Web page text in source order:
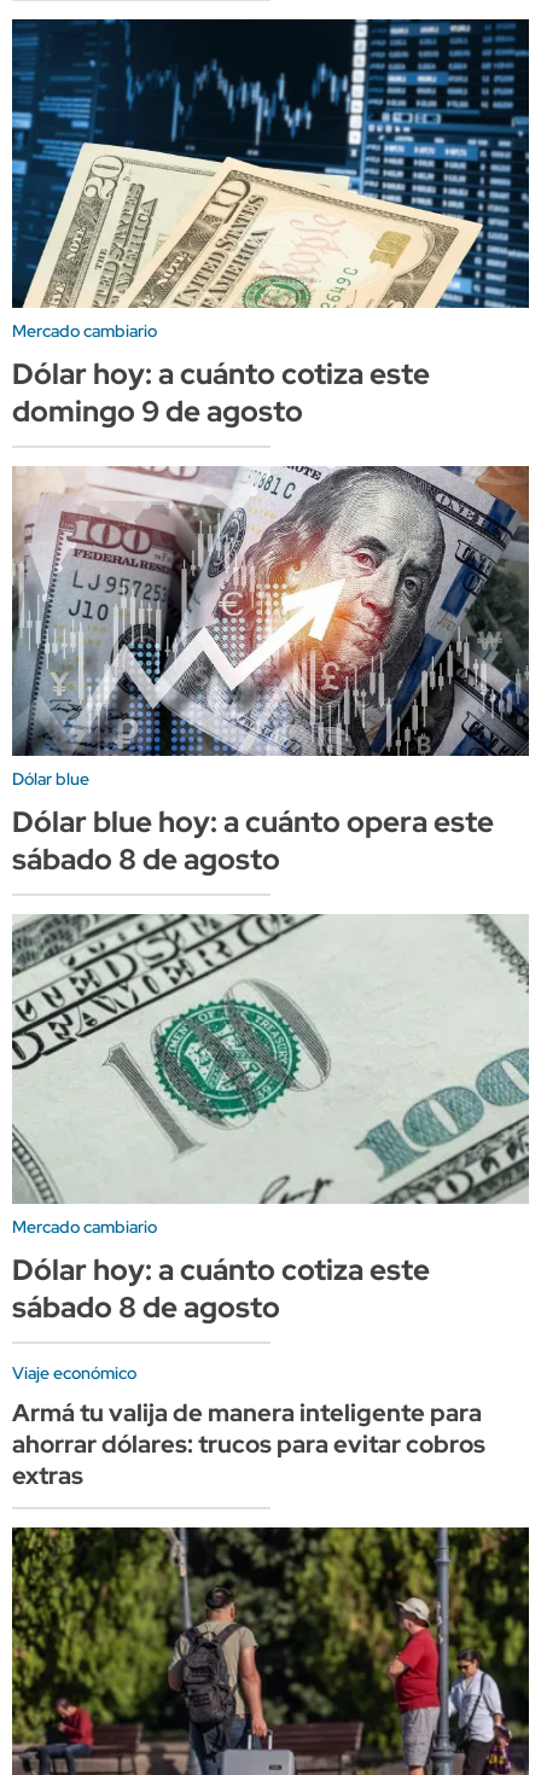
Mercado cambiario
Dólar hoy: a cuánto cotiza este
domingo 9 de agosto
Dólar blue
Dólar blue hoy: a cuánto opera este
sábado 8 de agosto
Mercado cambiario
Dólar hoy: a cuánto cotiza este
sábado 8 de agosto
Viaje económico
Armá tu valija de manera inteligente para
ahorrar dólares: trucos para evitar cobros
extras